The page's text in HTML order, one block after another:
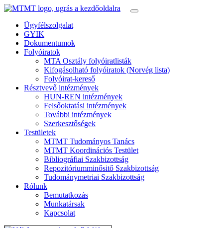
Ügyfélszolgalat
GYIK
Dokumentumok
Folyóiratok
MTA Osztály folyóiratlisták
Kifogásolható folyóiratok (Norvég lista)
Folyóirat-kereső
Résztvevő intézmények
HUN-REN intézmények
Felsőoktatási intézmények
További intézmények
Szerkesztőségek
Testületek
MTMT Tudományos Tanács
MTMT Koordinációs Testület
Bibliográfiai Szakbizottság
Repozitóriumminősitő Szakbizottság
Tudománymetriai Szakbizottság
Rólunk
Bemutatkozás
Munkatársak
Kapcsolat